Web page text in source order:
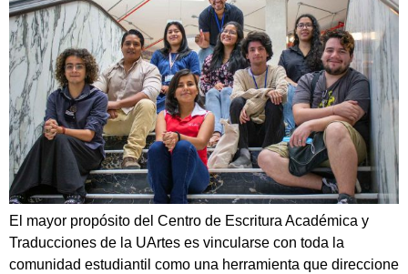
El mayor propósito del Centro de Escritura Académica y
Traducciones de la UArtes es vincularse con toda la
comunidad estudiantil como una herramienta que direccione